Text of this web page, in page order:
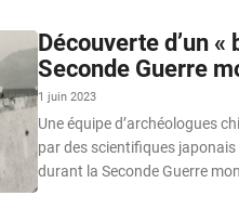
Découverte d’un «
Seconde Guerre
1 juin 2023
Une équipe d’archéologues
par des scientifiques
durant la Seconde Guerre